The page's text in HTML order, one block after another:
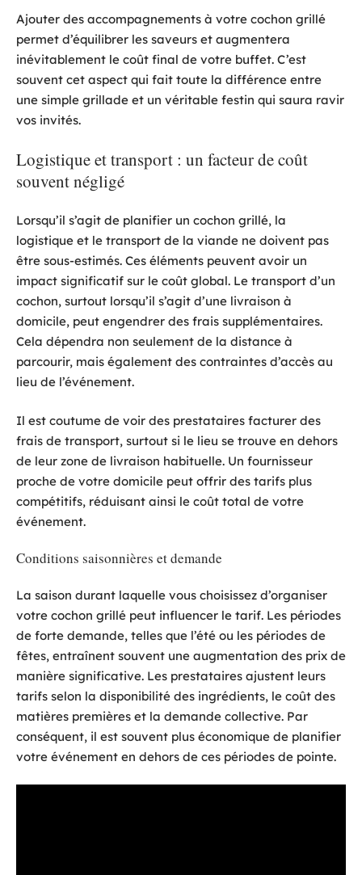
Ajouter des accompagnements à votre cochon grillé
permet d’équilibrer les saveurs et augmentera
inévitablement le coût final de votre buffet. C’est
souvent cet aspect qui fait toute la différence entre
une simple grillade et un véritable festin qui saura ravir
vos invités.
Logistique et transport : un facteur de coût
souvent négligé
Lorsqu’il s’agit de planifier un cochon grillé, la
logistique et le transport de la viande ne doivent pas
être sous-estimés. Ces éléments peuvent avoir un
impact significatif sur le coût global. Le transport d’un
cochon, surtout lorsqu’il s’agit d’une livraison à
domicile, peut engendrer des frais supplémentaires.
Cela dépendra non seulement de la distance à
parcourir, mais également des contraintes d’accès au
lieu de l’événement.
Il est coutume de voir des prestataires facturer des
frais de transport, surtout si le lieu se trouve en dehors
de leur zone de livraison habituelle. Un fournisseur
proche de votre domicile peut offrir des tarifs plus
compétitifs, réduisant ainsi le coût total de votre
événement.
Conditions saisonnières et demande
La saison durant laquelle vous choisissez d’organiser
votre cochon grillé peut influencer le tarif. Les périodes
de forte demande, telles que l’été ou les périodes de
fêtes, entraînent souvent une augmentation des prix de
manière significative. Les prestataires ajustent leurs
tarifs selon la disponibilité des ingrédients, le coût des
matières premières et la demande collective. Par
conséquent, il est souvent plus économique de planifier
votre événement en dehors de ces périodes de pointe.